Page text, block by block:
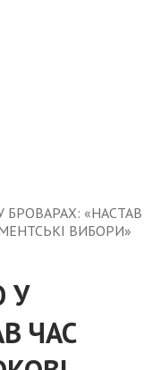
«НАСТАВ
ВИБОРИ»
У
ЧАС